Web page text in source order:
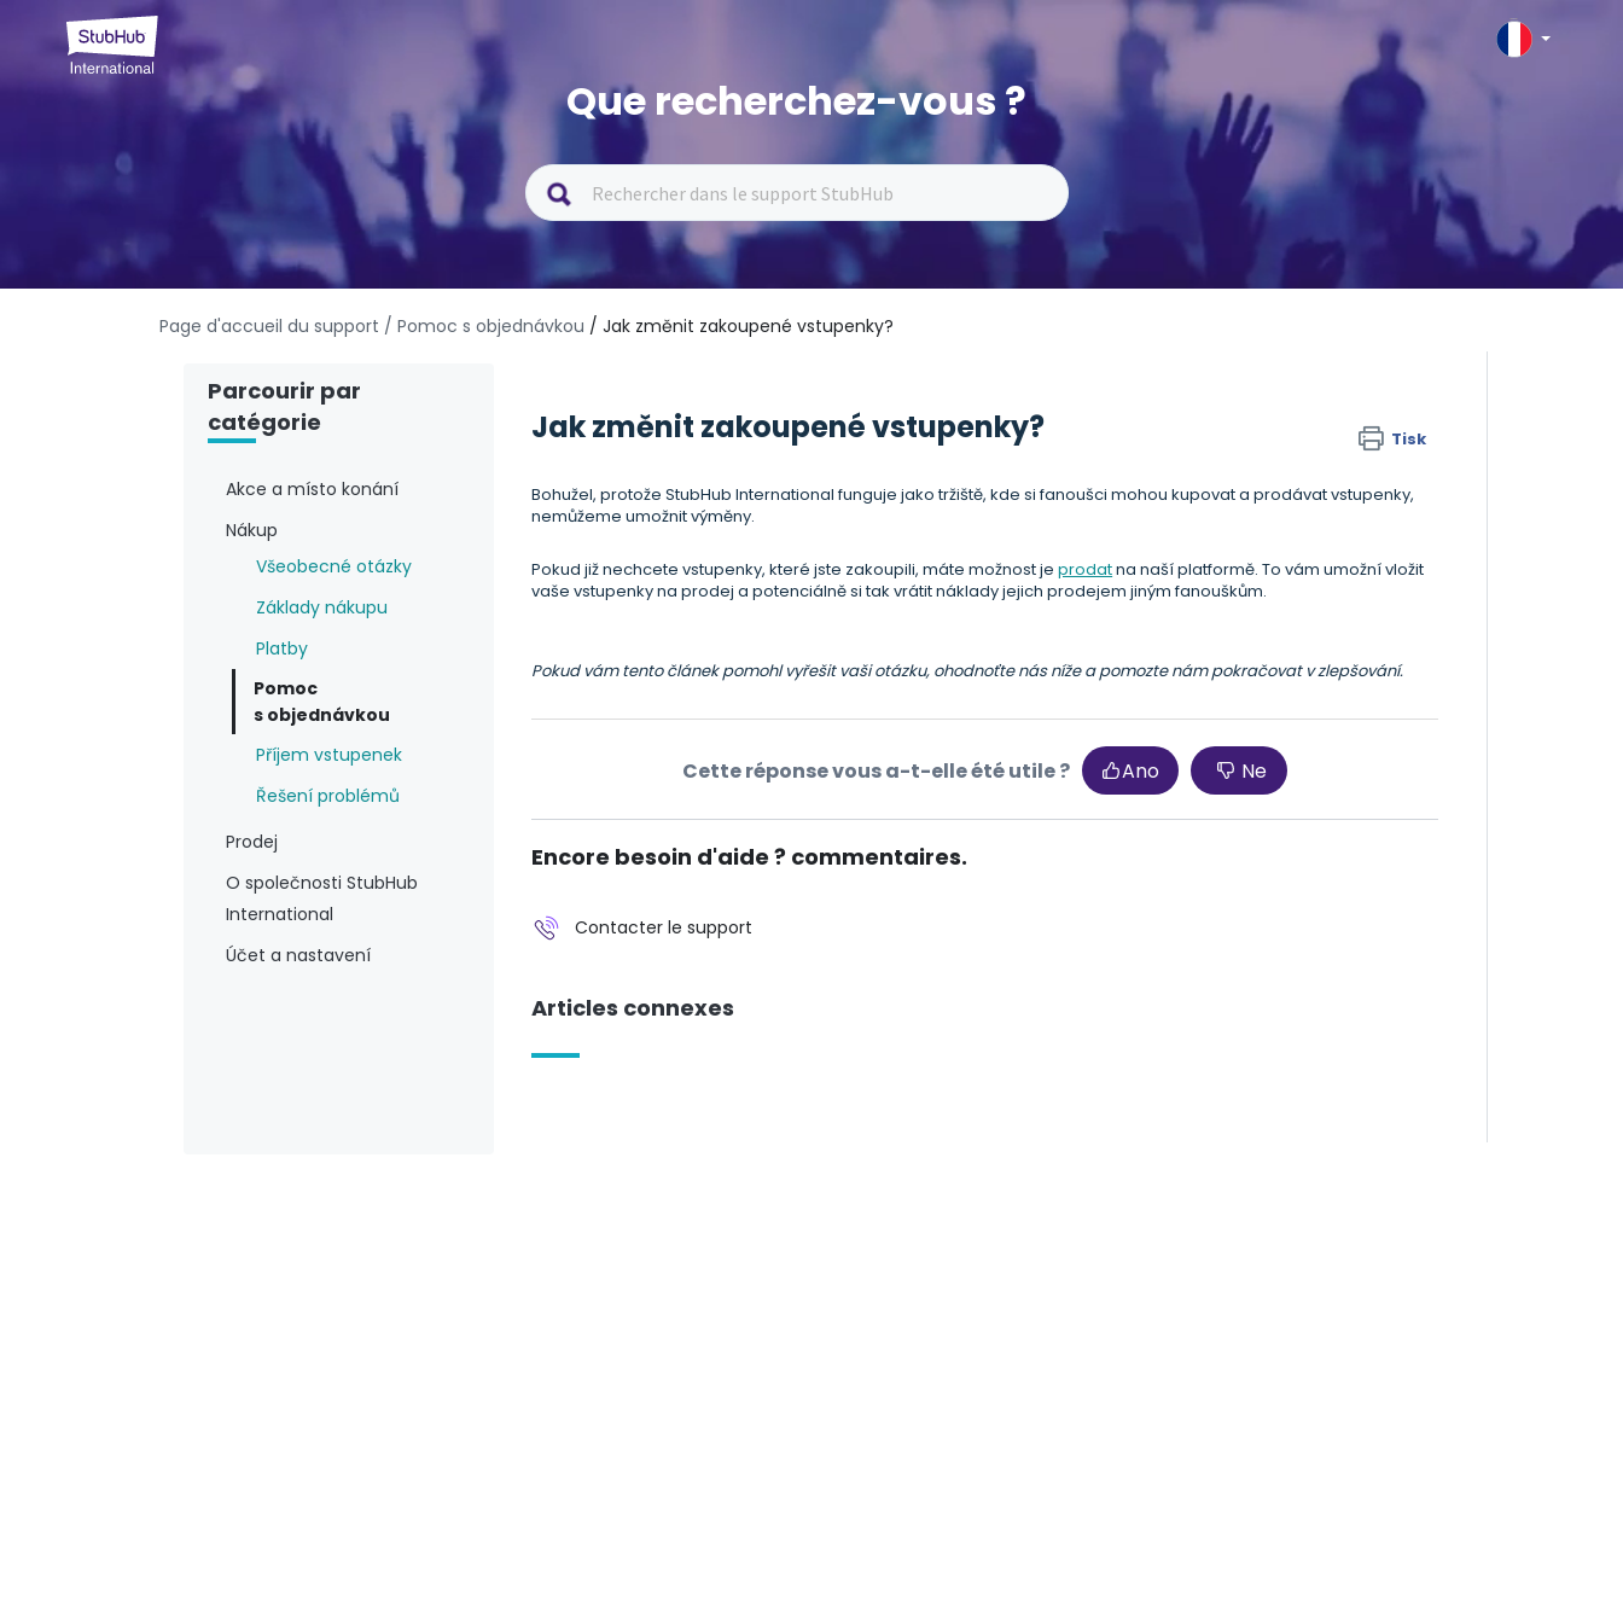
Que recherchez-vous ?
Page d'accueil du support / Pomoc s objednávkou / Jak změnit zakoupené vstupenky?
Parcourir par
catégorie
Akce a místo konání
Nákup
Všeobecné otázky
Základy nákupu
Platby
Pomoc
s objednávkou
Příjem vstupenek
Řešení problémů
Prodej
O společnosti StubHub
International
Účet a nastavení
Jak změnit zakoupené vstupenky? Tisk
Bohužel, protože StubHub International funguje jako tržiště, kde si fanoušci mohou kupovat a prodávat vstupenky,
nemůžeme umožnit výměny.
Pokud již nechcete vstupenky, které jste zakoupili, máte možnost jeprodatna naší platformě. To vám umožní vložit
vaše vstupenky na prodej a potenciálně si tak vrátit náklady jejich prodejem jiným fanouškům.
Pokud vám tento článek pomohl vyřešit vaši otázku, ohodnoťte nás níže a pomozte nám pokračovat v zlepšování.
Cette réponse vous a-t-elle été utile ? Ano Ne
Encore besoin d'aide ? commentaires.
Contacter le support
Articles connexes